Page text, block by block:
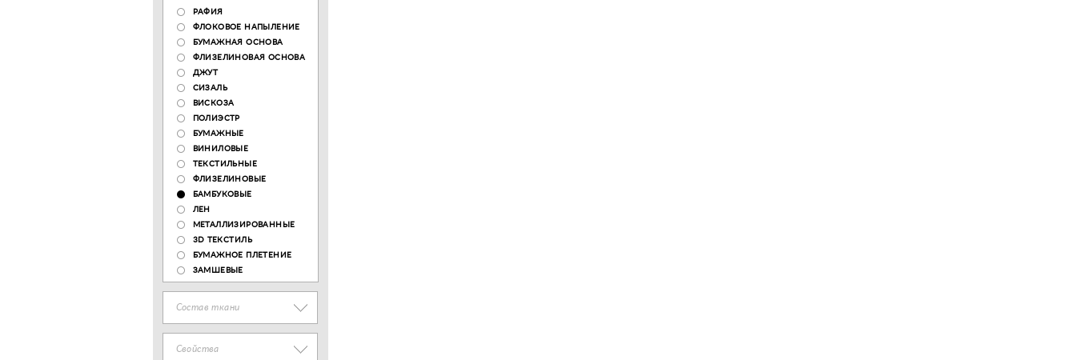
РАФИЯ
ФЛОКОВОЕ НАПЫЛЕНИЕ
БУМАЖНАЯ ОСНОВА
ФЛИЗЕЛИНОВАЯ ОСНОВА
ДЖУТ
СИЗАЛЬ
ВИСКОЗА
ПОЛИЭСТР
БУМАЖНЫЕ
ВИНИЛОВЫЕ
ТЕКСТИЛЬНЫЕ
ФЛИЗЕЛИНОВЫЕ
БАМБУКОВЫЕ
ЛЕН
МЕТАЛЛИЗИРОВАННЫЕ
3D ТЕКСТИЛЬ
БУМАЖНОЕ ПЛЕТЕНИЕ
ЗАМШЕВЫЕ
Состав ткани
Свойства